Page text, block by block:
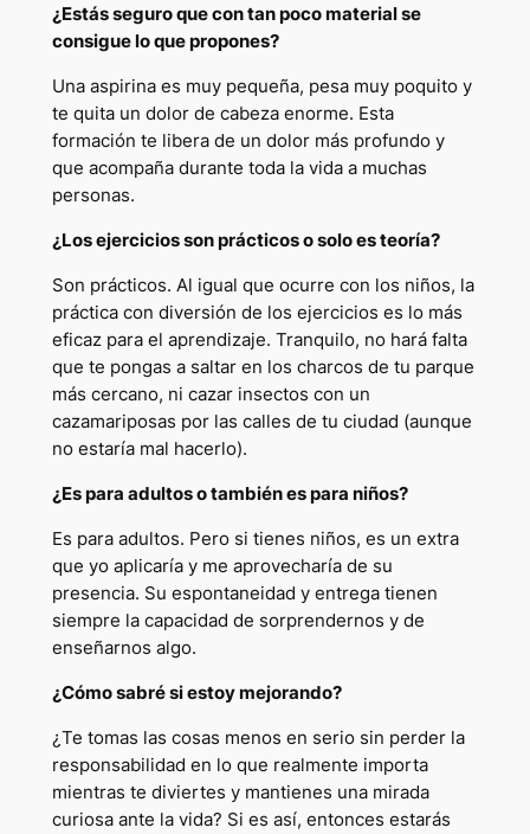
¿Estás seguro que con tan poco material se
consigue lo que propones?
Una aspirina es muy pequeña, pesa muy poquito y
te quita un dolor de cabeza enorme. Esta
formación te libera de un dolor más profundo y
que acompaña durante toda la vida a muchas
personas.
¿Los ejercicios son prácticos o solo es teoría?
Son prácticos. Al igual que ocurre con los niños, la
práctica con diversión de los ejercicios es lo más
eficaz para el aprendizaje. Tranquilo, no hará falta
que te pongas a saltar en los charcos de tu parque
más cercano, ni cazar insectos con un
cazamariposas por las calles de tu ciudad (aunque
no estaría mal hacerlo).
¿Es para adultos o también es para niños?
Es para adultos. Pero si tienes niños, es un extra
que yo aplicaría y me aprovecharía de su
presencia. Su espontaneidad y entrega tienen
siempre la capacidad de sorprendernos y de
enseñarnos algo.
¿Cómo sabré si estoy mejorando?
¿Te tomas las cosas menos en serio sin perder la
responsabilidad en lo que realmente importa
mientras te diviertes y mantienes una mirada
curiosa ante la vida? Si es así, entonces estarás